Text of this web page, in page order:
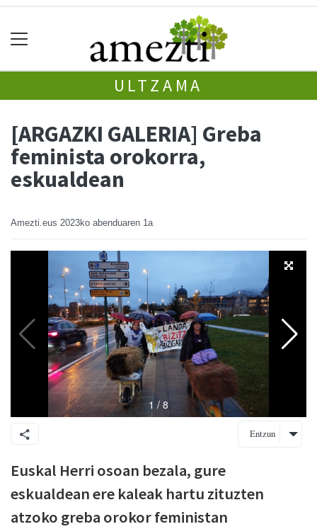
ULTZAMA
[ARGAZKI GALERIA] Greba
feminista orokorra,
eskualdean
Amezti.eus 2023ko abenduaren 1a
Entzun
Euskal Herri osoan bezala, gure
eskualdean ere kaleak hartu zituzten
atzoko greba orokor feministan